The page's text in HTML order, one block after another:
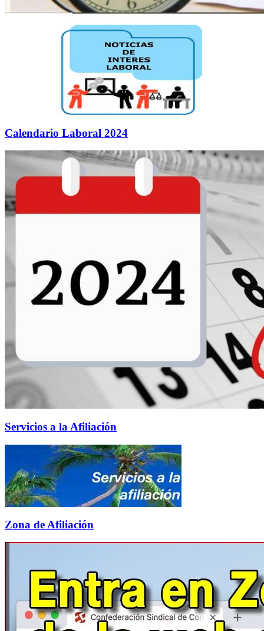
Calendario Laboral 2024
Servicios a la Afiliación
Zona de Afiliación